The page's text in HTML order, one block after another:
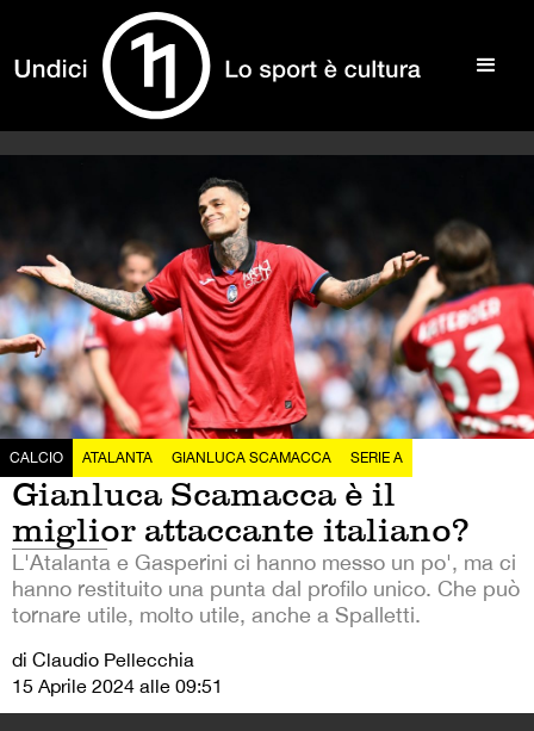
CALCIO ATALANTA GIANLUCA SCAMACCA SERIE A
Gianluca Scamacca è il
miglior attaccante italiano?
L'Atalanta e Gasperini ci hanno messo un po', ma ci
hanno restituito una punta dal profilo unico. Che può
tornare utile, molto utile, anche a Spalletti.
di Claudio Pellecchia
15 Aprile 2024 alle 09:51